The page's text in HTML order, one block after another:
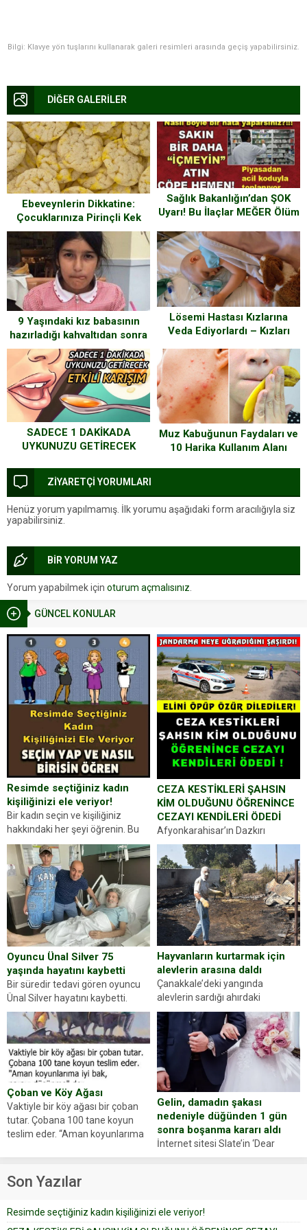
GÜNCEL KONULAR
Resimde seçtiğiniz kadın
kişiliğinizi ele veriyor!
Bir kadın seçin ve kişiliğiniz
hakkındaki her şeyi öğrenin. Bu
kez karşınıza oldukça farklı bir
kişilik testiyle çıkıyoruz. Resimde
gördüğünüz kadın figürlerinden
dikkatinizi en...
CEZA KESTİKLERİ ŞAHSIN
KİM OLDUĞUNU ÖĞRENİNCE
CEZAYI KENDİLERİ ÖDEDİ
Afyonkarahisar’ın Dazkırı
ilçesinde trafik uygulaması
yapan jandarma ekipleri
durdurdukları bir otomobilin
sürücüsünden ehliyet ve ruhsat
sorup belgelerini istedi. Sürücü
Abdurrahman Ö.nün verdiği
evraklarda eksik olduğunu...
Oyuncu Ünal Silver 75
yaşında hayatını kaybetti
Bir süredir tedavi gören oyuncu
Ünal Silver hayatını kaybetti.
Haberi, oyuncunun menajerlik
ajansı duyurdu. Renda Güner,
sosyal medya hesabında “Usta
Oyuncumuz ve çok değerli
dostumuz...
Hayvanların kurtarmak için
alevlerin arasına daldı
Çanakkale’deki yangında
alevlerin sardığı ahırdaki
hayvanlarını kurtarmak isteyen
Zeki Demir (66) ölümden döndü.
Yüzünde ve ellerinde yanıklar
oluşan Demir, kâbus dolu anları
anlattı… Merkeze bağlı...
Çoban ve Köy Ağası
Vaktiyle bir köy ağası bir çoban
tutar. Çobana 100 tane koyun
teslim eder. “Aman koyunlarıma
Gelin, damadın şakası
nedeniyle düğünden 1 gün
sonra boşanma kararı aldı
İnternet sitesi Slate’in ‘Dear
Prudence’ isimli tavsiye köşesine
yapıştırdığı için düğünden...
Son Yazılar
Resimde seçtiğiniz kadın kişiliğinizi ele veriyor!
Bilgi: Klavye yön tuşlarını kullanarak galeri resimleri arasında geçiş yapabilirsiniz.
DİĞER GALERİLER
Ebeveynlerin Dikkatine:
Çocuklarınıza Pirinçli Kek
Yedirmeyin.
Sağlık Bakanlığın’dan ŞOK
Uyarı! Bu İlaçlar MEĞER Ölüm
Tam Listesi
9 Yaşındaki kız babasının
hazırladığı kahvaltıdan sonra
öldü! Peki minik kızı öldüren
neydi? Çok şaşıracaksınız…
Lösemi Hastası Kızlarına
Veda Ediyorlardı – Kızları
Fısıldadı
SADECE 1 DAKİKADA
UYKUNUZU GETİRECEK
Muz Kabuğunun Faydaları ve
10 Harika Kullanım Alanı
ZİYARETÇİ YORUMLARI
Henüz yorum yapılmamış. İlk yorumu aşağıdaki form aracılığıyla siz
yapabilirsiniz.
BİR YORUM YAZ
Yorum yapabilmek için oturum açmalısınız